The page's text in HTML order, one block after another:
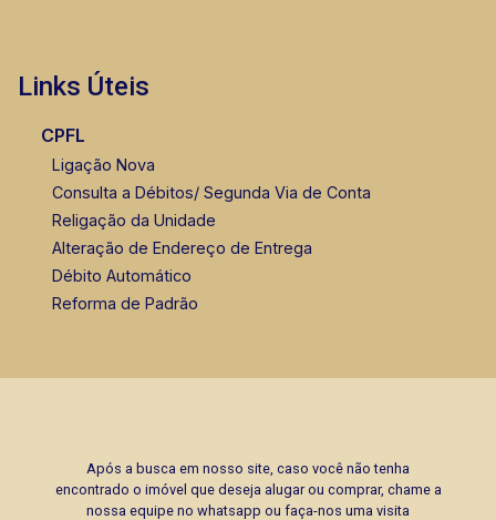
Links Úteis
CPFL
Ligação Nova
Consulta a Débitos/ Segunda Via de Conta
Religação da Unidade
Alteração de Endereço de Entrega
Débito Automático
Reforma de Padrão
Após a busca em nosso site, caso você não tenha
encontrado o imóvel que deseja alugar ou comprar, chame a
nossa equipe no whatsapp ou faça-nos uma visita